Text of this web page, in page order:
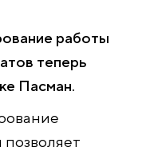
работы
теперь
Пасман.